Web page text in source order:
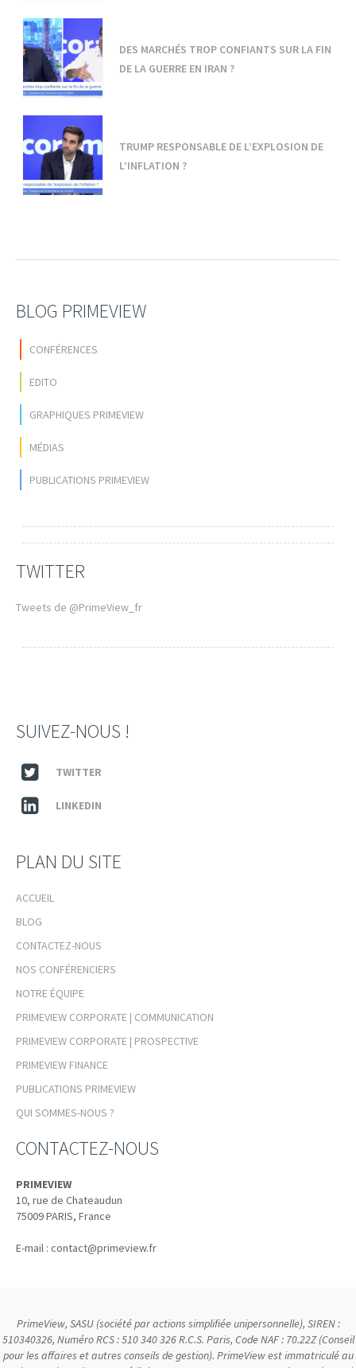
DES MARCHÉS TROP CONFIANTS SUR LA FIN
DE LA GUERRE EN IRAN ?
TRUMP RESPONSABLE DE L’EXPLOSION DE
L’INFLATION ?
BLOG PRIMEVIEW
CONFÉRENCES
EDITO
GRAPHIQUES PRIMEVIEW
MÉDIAS
PUBLICATIONS PRIMEVIEW
TWITTER
Tweets de @PrimeView_fr
SUIVEZ-NOUS !
TWITTER
LINKEDIN
PLAN DU SITE
ACCUEIL
BLOG
CONTACTEZ-NOUS
NOS CONFÉRENCIERS
NOTRE ÉQUIPE
PRIMEVIEW CORPORATE | COMMUNICATION
PRIMEVIEW CORPORATE | PROSPECTIVE
PRIMEVIEW FINANCE
PUBLICATIONS PRIMEVIEW
QUI SOMMES-NOUS ?
CONTACTEZ-NOUS
PRIMEVIEW
10, rue de Chateaudun
75009PARIS, France
E-mail :contact@primeview.fr
PrimeView, SASU (société par actions simplifiée unipersonnelle), SIREN :
510340326, Numéro RCS : 510 340 326 R.C.S. Paris, Code NAF : 70.22Z (Conseil
pour les affaires et autres conseils de gestion). PrimeView est immatriculé au